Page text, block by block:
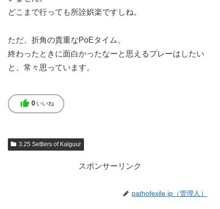
どこまで行っても所詮娯楽ですしね。
ただ、折角の貴重なPoEタイム、
終わったときに面白かったなーと思えるプレーはしたい
と、常々思っています。
thumb_up 0 いいね
3.25 Settlers of Kalguur
スポンサーリンク
pathofexile.jp（管理人）